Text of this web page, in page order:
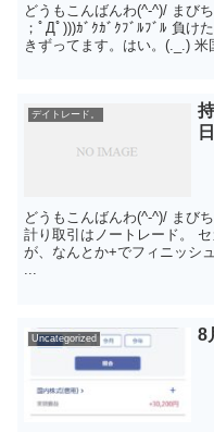
どうもこんばんわ(^-^)/ まび
；ﾟДﾟ)))ｶﾞｸｶﾞｸﾌﾞﾙﾌﾞﾙ 負け
きずってます。はい。(._.) 米
デイトレード。
どうもこんばんわ(^-^)/ まび
計り取引はノートレード。
が、なんとか+でフィニッシ
...
Uncategorized 8